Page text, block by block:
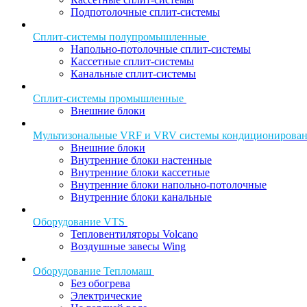
Подпотолочные сплит-системы
Сплит-системы полупромышленные
Напольно-потолочные сплит-системы
Кассетные сплит-системы
Канальные сплит-системы
Сплит-системы промышленные
Внешние блоки
Мультизональные VRF и VRV системы
Внешние блоки
Внутренние блоки настенные
Внутренние блоки кассетные
Внутренние блоки напольно-потолочные
Внутренние блоки канальные
Оборудование VTS
Тепловентиляторы Volcano
Воздушные завесы Wing
Оборудование Тепломаш
Без обогрева
Электрические